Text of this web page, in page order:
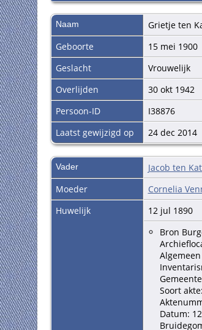
Naam Grietje ten
Geboorte
15 mei 1900
Geslacht
Vrouwelijk
Overlijden
30 okt 1942
Persoon-ID
I38876
Laatst gewijzigd op
24 dec 2014
Vader Jacob ten
Moeder
Cornelia
Huwelijk
12 jul 1890
Bron
Soort
Datum: